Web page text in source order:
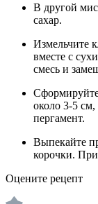
В другой
сахар.
Измельчите
вместе с
смесь и
около 3-5
пергамент.
Выпекайте
корочки.
Оцените рецепт